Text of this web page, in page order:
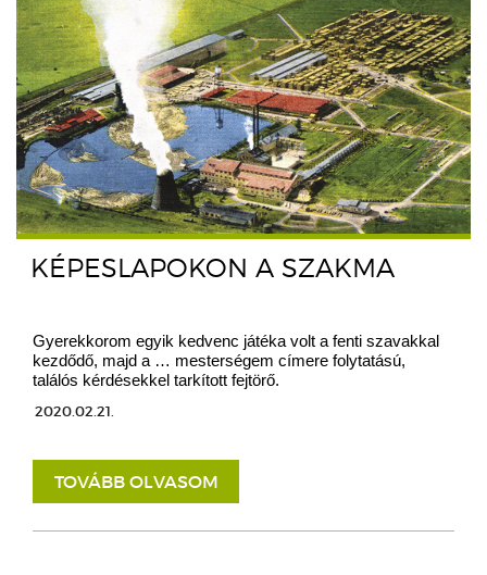
KÉPESLAPOKON A SZAKMA
Gyerekkorom egyik kedvenc játéka volt a fenti szavakkal
kezdődő, majd a … mesterségem címere folytatású,
találós kérdésekkel tarkított fejtörő.
2020.02.21.
TOVÁBB OLVASOM